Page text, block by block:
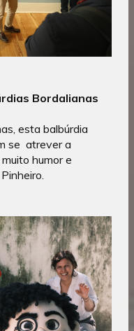
Bordalianas
esta balbúrdia
se atrever a
humor e